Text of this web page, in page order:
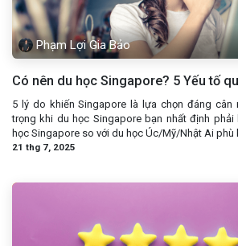
Phạm Lợi Gia Bảo
Có nên du học Singapore? 5 Yếu tố
5 lý do khiến Singapore là lựa chọn đáng cân
trọng khi du học Singapore bạn nhất định phải
học Singapore so với du học Úc/Mỹ/Nhật Ai phù
21 thg 7, 2025